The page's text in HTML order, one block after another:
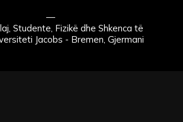
—
Studente, Fizikë dhe Shkenca të
Jacobs - Bremen, Gjermani